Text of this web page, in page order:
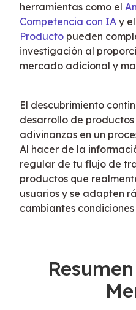
herramientas como el
Competencia con IA y el
Producto pueden
investigación al
mercado adicional y
El descubrimiento
desarrollo de
adivinanzas en un
Al hacer de la
regular de tu flujo de
productos que
usuarios y se adapten
cambiantes